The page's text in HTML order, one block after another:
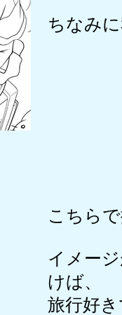
ちなみ
こちら
イメー
けば、
旅行好